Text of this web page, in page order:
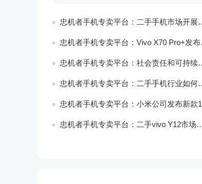
忠机者手机专卖平台：二手手机市场开展智能化运营，优化市场流程和效率
忠机者手机专卖平台：Vivo X70 Pro+发布，搭载超强的拍照能力和高效的处理器
忠机者手机专卖平台：社会责任和可持续发展是二手手机行业发展的关键
忠机者手机专卖平台：二手手机行业如何应对环境保护的责任
忠机者手机专卖平台：小米公司发布新款11T Pro手机，搭载120W快充技术
忠机者手机专卖平台：二手vivo Y12市场价格相对稳定